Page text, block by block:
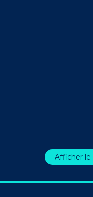
Afficher le